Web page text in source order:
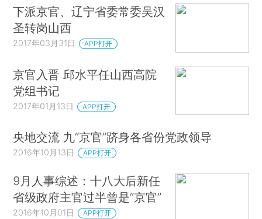
下派京官、辽宁省委常委吴汉
圣转岗山西
2017年03月31日 APP打开
京官入晋 邱水平任山西高院
党组书记
2017年01月13日 APP打开
央地交流 九“京官”跻身各省份党政领导
2016年10月13日 APP打开
9月人事综述：十八大后新任
省级政府主官过半曾是“京官”
2016年10月01日 APP打开